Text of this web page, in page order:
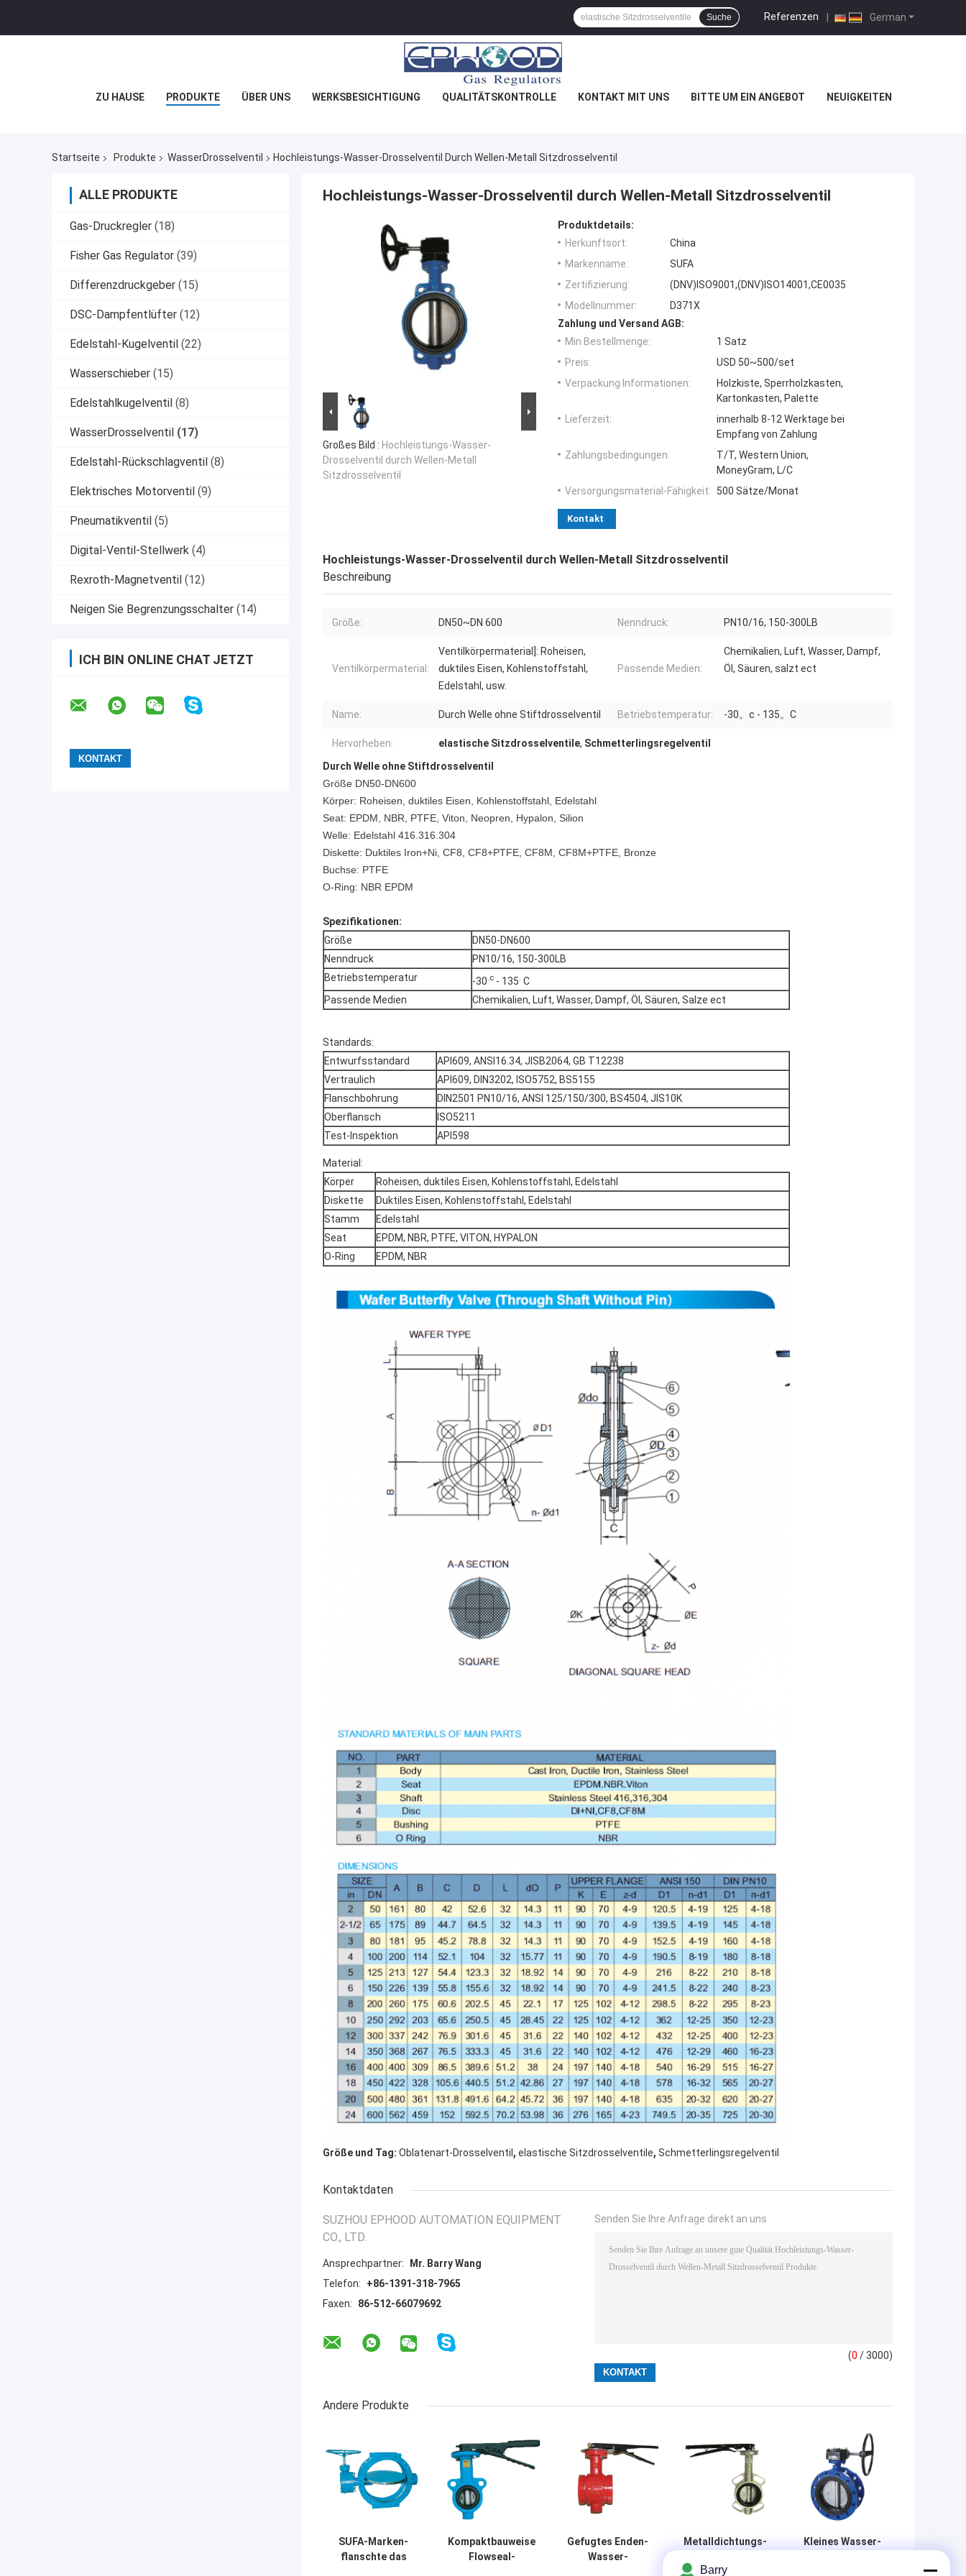
German
Referenzen |
Suche
ZU HAUSE PRODUKTE ÜBER UNS WERKSBESICHTIGUNG QUALITÄTSKONTROLLE KONTAKT MIT UNS BITTE UM EIN ANGEBOT NEUIGKEITEN
Startseite Produkte WasserDrosselventil Hochleistungs-Wasser-Drosselventil Durch Wellen-Metall Sitzdrosselventil
ALLE PRODUKTE
Gas-Druckregler (18)
Fisher Gas Regulator (39)
Differenzdruckgeber (15)
DSC-Dampfentlüfter (12)
Edelstahl-Kugelventil (22)
Wasserschieber (15)
Edelstahlkugelventil (8)
WasserDrosselventil (17)
Edelstahl-Rückschlagventil (8)
Elektrisches Motorventil (9)
Pneumatikventil (5)
Digital-Ventil-Stellwerk (4)
Rexroth-Magnetventil (12)
Neigen Sie Begrenzungsschalter (14)
ICH BIN ONLINE CHAT JETZT
Hochleistungs-Wasser-Drosselventil durch Wellen-Metall Sitzdrosselventil
Großes Bild : Hochleistungs-Wasser-
Drosselventil durch Wellen-Metall
Sitzdrosselventil
Produktdetails:
Herkunftsort:
China
Markenname:
SUFA
Zertifizierung:
(DNV)ISO9001,(DNV)ISO14001,CE0035
Modellnummer:
D371X
Zahlung und Versand AGB:
Min Bestellmenge:
1 Satz
Preis:
USD 50~500/set
Verpackung Informationen:
Holzkiste, Sperrholzkasten,
Kartonkasten, Palette
Lieferzeit:
innerhalb 8-12 Werktage bei
Empfang von Zahlung
Zahlungsbedingungen:
T/T, Western Union,
MoneyGram, L/C
Versorgungsmaterial-Fähigkeit:
500 Sätze/Monat
Kontakt
Hochleistungs-Wasser-Drosselventil durch Wellen-Metall Sitzdrosselventil
Beschreibung
Größe: DN50~DN 600 Nenndruck: PN10/16, 150-300LB
Ventilkörpermaterial:
Ventilkörpermaterial]: Roheisen,
duktiles Eisen, Kohlenstoffstahl,
Edelstahl, usw.
Passende Medien:
Chemikalien, Luft, Wasser, Dampf,
Öl, Säuren, salzt ect
Name: Durch Welle ohne Stiftdrosselventil Betriebstemperatur: -30。c - 135。C
Hervorheben: elastische Sitzdrosselventile, Schmetterlingsregelventil
Durch Welle ohne Stiftdrosselventil
Größe DN50-DN600
Körper: Roheisen, duktiles Eisen, Kohlenstoffstahl, Edelstahl
Seat: EPDM, NBR, PTFE, Viton, Neopren, Hypalon, Silion
Welle: Edelstahl 416.316.304
Diskette: Duktiles Iron+Ni, CF8, CF8+PTFE, CF8M, CF8M+PTFE, Bronze
Buchse: PTFE
O-Ring: NBR EPDM
Spezifikationen:
Größe
DN50-DN600
Nenndruck
PN10/16, 150-300LB
Betriebstemperatur
-30.c - 135. C
Passende Medien
Chemikalien, Luft, Wasser, Dampf, Öl, Säuren, Salze ect
Standards:
Entwurfsstandard
API609, ANSI16.34, JISB2064, GB T12238
Vertraulich
API609, DIN3202, ISO5752, BS5155
Flanschbohrung
DIN2501 PN10/16, ANSI 125/150/300, BS4504, JIS10K
Oberflansch
ISO5211
Test-Inspektion
API598
Material:
Körper
Roheisen, duktiles Eisen, Kohlenstoffstahl, Edelstahl
Diskette
Duktiles Eisen, Kohlenstoffstahl, Edelstahl
Stamm
Edelstahl
Seat
EPDM, NBR, PTFE, VITON, HYPALON
O-Ring
EPDM, NBR
Größe und Tag: Oblatenart-Drosselventil , elastische Sitzdrosselventile, Schmetterlingsregelventil
Kontaktdaten
SUZHOU EPHOOD AUTOMATION EQUIPMENT
CO., LTD.
Ansprechpartner:
Mr. Barry Wang
Telefon:
+86-1391-318-7965
Faxen:
86-512-66079692
Senden Sie Ihre Anfrage direkt an uns
(0 / 3000)
Andere Produkte
SUFA-Marken-
flanschte das
Kompaktbauweise
Flowseal-
Gefugtes Enden-
Wasser-
Metalldichtungs-
Schmetterlings-
Kleines Wasser-
Barry